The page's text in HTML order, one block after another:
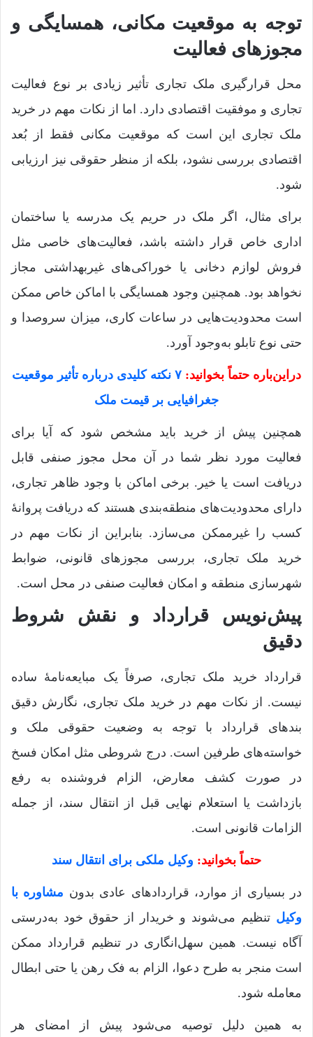
توجه به موقعیت مکانی، همسایگی و
مجوزهای فعالیت
محل قرارگیری ملک تجاری تأثیر زیادی بر نوع فعالیت
تجاری و موفقیت اقتصادی دارد. اما از نکات مهم در خرید
ملک تجاری این است که موقعیت مکانی فقط از بُعد
اقتصادی بررسی نشود، بلکه از منظر حقوقی نیز ارزیابی
شود.
برای مثال، اگر ملک در حریم یک مدرسه یا ساختمان
اداری خاص قرار داشته باشد، فعالیت‌های خاصی مثل
فروش لوازم دخانی یا خوراکی‌های غیربهداشتی مجاز
نخواهد بود. همچنین وجود همسایگی با اماکن خاص ممکن
است محدودیت‌هایی در ساعات کاری، میزان سروصدا و
حتی نوع تابلو به‌وجود آورد.
دراین‌باره حتماً بخوانید:
۷ نکته کلیدی درباره تأثیر موقعیت
جغرافیایی بر قیمت ملک
همچنین پیش از خرید باید مشخص شود که آیا برای
فعالیت مورد نظر شما در آن محل مجوز صنفی قابل
دریافت است یا خیر. برخی اماکن با وجود ظاهر تجاری،
دارای محدودیت‌های منطقه‌بندی هستند که دریافت پروانۀ
کسب را غیرممکن می‌سازد. بنابراین از نکات مهم در
خرید ملک تجاری، بررسی مجوزهای قانونی، ضوابط
شهرسازی منطقه و امکان فعالیت صنفی در محل است.
پیش‌نویس قرارداد و نقش شروط
دقیق
قرارداد خرید ملک تجاری، صرفاً یک مبایعه‌نامۀ ساده
نیست. از نکات مهم در خرید ملک تجاری، نگارش دقیق
بندهای قرارداد با توجه به وضعیت حقوقی ملک و
خواسته‌های طرفین است. درج شروطی مثل امکان فسخ
در صورت کشف معارض، الزام فروشنده به رفع
بازداشت یا استعلام نهایی قبل از انتقال سند، از جمله
الزامات قانونی است.
حتماً بخوانید: وکیل ملکی برای انتقال سند
در بسیاری از موارد، قراردادهای عادی بدون مشاوره با
وکیل تنظیم می‌شوند و خریدار از حقوق خود به‌درستی
آگاه نیست. همین سهل‌انگاری در تنظیم قرارداد ممکن
است منجر به طرح دعوا، الزام به فک رهن یا حتی ابطال
معامله شود.
به همین دلیل توصیه می‌شود پیش از امضای هر